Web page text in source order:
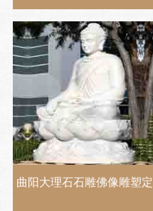
曲阳大理石石雕佛像雕塑定